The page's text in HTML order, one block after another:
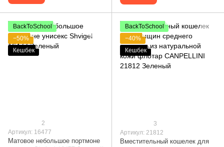
BackToSchool
−50%
Кешбек
2
Артикул: 16477
Матовое небольшое портмоне
BackToSchool
−40%
Кешбек
3
Артикул: 21812
Вместительный кошелек для